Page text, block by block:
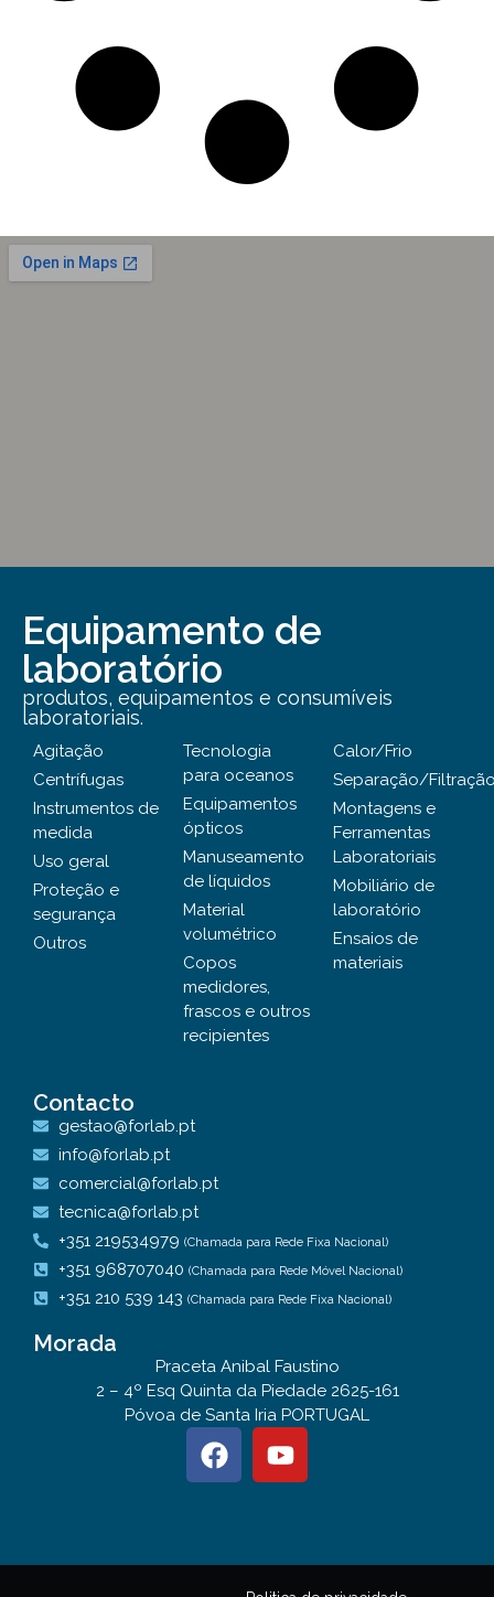
Equipamento de
laboratório
produtos, equipamentos e consumíveis
laboratoriais.
Agitação
Centrífugas
Instrumentos de
medida
Uso geral
Proteção e
segurança
Outros
Tecnologia
para oceanos
Equipamentos
ópticos
Manuseamento
de líquidos
Material
volumétrico
Copos
medidores,
frascos e outros
recipientes
Calor/Frio
Separação/
Montagens e
Ferramentas
Laboratoriais
Mobiliário de
laboratório
Ensaios de
materiais
Contacto
gestao@forlab.pt
info@forlab.pt
comercial@forlab.pt
tecnica@forlab.pt
+351 219534979 (Chamada para Rede Fixa Nacional)
+351 968707040 (Chamada para Rede Móvel Nacional)
+351 210 539 143 (Chamada para Rede Fixa Nacional)
Morada
Praceta Anibal Faustino
2 – 4º Esq Quinta da Piedade 2625-161
Póvoa de Santa Iria PORTUGAL